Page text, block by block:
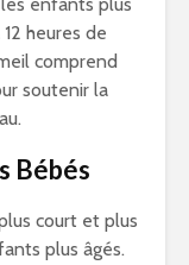
heures de
comprend
soutenir la
Bébés
court et plus
plus âgés.